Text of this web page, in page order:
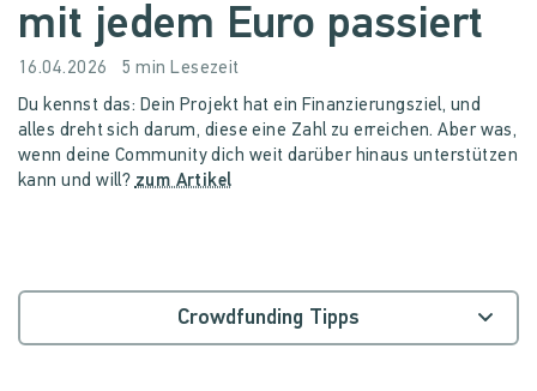
mit jedem Euro passiert
16.04.2026 5 min Lesezeit
Du kennst das: Dein Projekt hat ein Finanzierungsziel, und
alles dreht sich darum, diese eine Zahl zu erreichen. Aber was,
wenn deine Community dich weit darüber hinaus unterstützen
kann und will?zum Artikel
Crowdfunding Tipps